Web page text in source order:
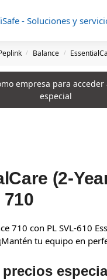
/ Balance /
empresa para
especial
(2-
710 con PL SVL-610
tu equipo en